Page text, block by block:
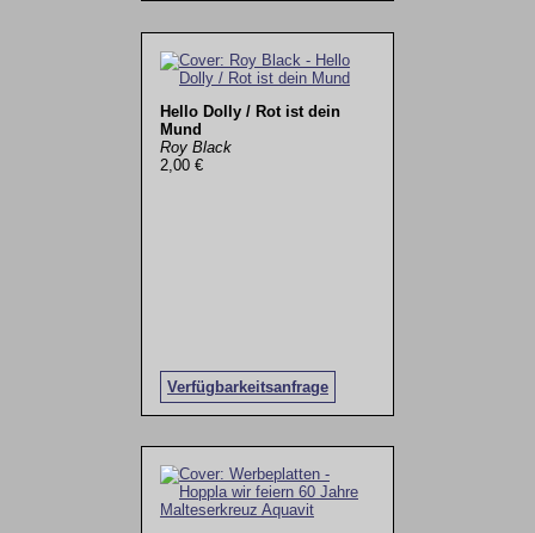
Hello Dolly / Rot ist dein
Mund
Roy Black
2,00 €
Verfügbarkeitsanfrage